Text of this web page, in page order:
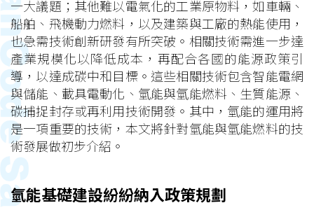
一大議題；其他難以電氣化的工業原物料，如車輛、
船舶、飛機動力燃料，以及建築與工廠的熱能使用，
也急需技術創新研發有所突破。相關技術需進一步達
產業規模化以降低成本，再配合各國的能源政策引
導，以達成碳中和目標。這些相關技術包含智能電網
與儲能、載具電動化、氫能與氫能燃料、生質能源、
碳捕捉封存或再利用技術開發。其中，氫能的運用將
是一項重要的技術，本文將針對氫能與氫能燃料的技
術發展做初步介紹。
氫能基礎建設紛紛納入政策規劃